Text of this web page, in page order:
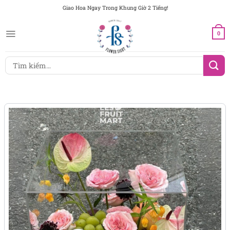
dung
Giao Hoa Ngay Trong Khung Giờ 2 Tiếng!
0
Tìm
kiếm: